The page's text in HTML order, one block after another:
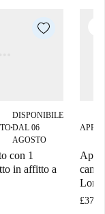
■
DISPONIBILE
DAL 06
AGOSTO
con 1
in affitto a
£3750